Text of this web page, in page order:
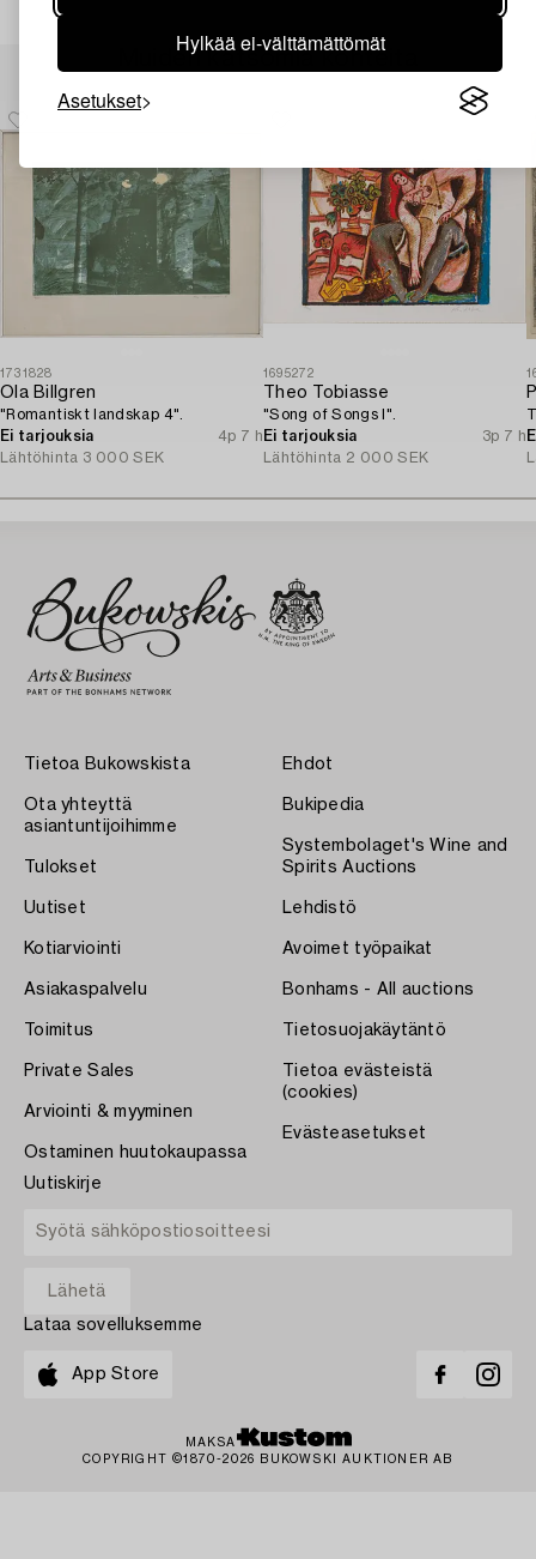
Hylkää ei-välttämättömät
Asetukset
Muiden katsomia kohteita
1731828
Ola Billgren
"Romantiskt landskap 4".
Ei tarjouksia
4p 7 h
Lähtöhinta 3 000 SEK
1695272
Theo Tobiasse
"Song of Songs I".
Ei tarjouksia
3p 7 h
Lähtöhinta 2 000 SEK
Tietoa Bukowskista
Ota yhteyttä
asiantuntijoihimme
Tulokset
Uutiset
Kotiarviointi
Asiakaspalvelu
Toimitus
Private Sales
Arviointi & myyminen
Ostaminen huutokaupassa
Ehdot
Bukipedia
Systembolaget's Wine and
Spirits Auctions
Lehdistö
Avoimet työpaikat
Bonhams - All auctions
Tietosuojakäytäntö
Tietoa evästeistä
(cookies)
Evästeasetukset
Uutiskirje
Lataa sovelluksemme
App Store
MAKSA
COPYRIGHT ©1870-2026 BUKOWSKI AUKTIONER AB